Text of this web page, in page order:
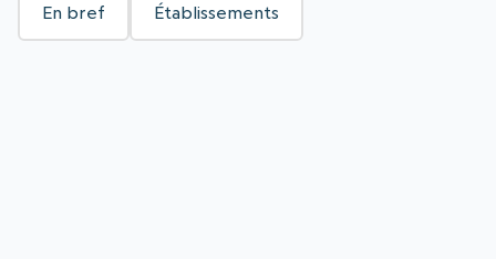
En bref Établissements